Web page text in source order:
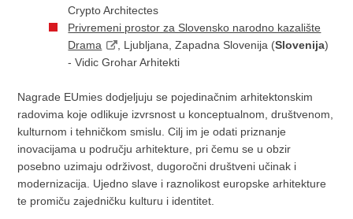
Crypto Architectes
Privremeni prostor za Slovensko narodno kazalište
Drama
, Ljubljana, Zapadna Slovenija (Slovenija)
- Vidic Grohar Arhitekti
Nagrade EUmies dodjeljuju se pojedinačnim arhitektonskim
radovima koje odlikuje izvrsnost u konceptualnom, društvenom,
kulturnom i tehničkom smislu. Cilj im je odati priznanje
inovacijama u području arhitekture, pri čemu se u obzir
posebno uzimaju održivost, dugoročni društveni učinak i
modernizacija. Ujedno slave i raznolikost europske arhitekture
te promiču zajedničku kulturu i identitet.